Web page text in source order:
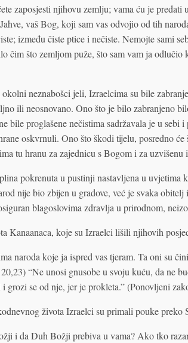
zaposjesti njihovu zemlju; vama ću je
vaš Bog, koji sam vas odvojio od tih
između čiste ptice i nečiste. Nemojte sami
čim što zemljom puže, što sam vam ja odlučio
neznabošci jeli, Izraelcima su bile
ili neosnovano. Ono što je bilo zabranjeno
bile proglašene nečistima sadržavala je u sebi
oskvrnuli. Ono što škodi tijelu, posredno
tu hranu za zajednicu s Bogom i za uzvišenu
pokrenuta u pustinji nastavljena u uvjetima
nije bio zbijen u gradove, već je svaka obitelj
blagoslovima zdravlja u prirodnom,
Kanaanaca, koje su Izraelci lišili njihovih
naroda koje ja ispred vas tjeram. Ta oni su
“Ne unosi gnusobe u svoju kuću, da ne
grozi se od nje, jer je prokleta.” (Ponovljeni
života Izraelci su primali pouke preko
i da Duh Božji prebiva u vama? Ako tko